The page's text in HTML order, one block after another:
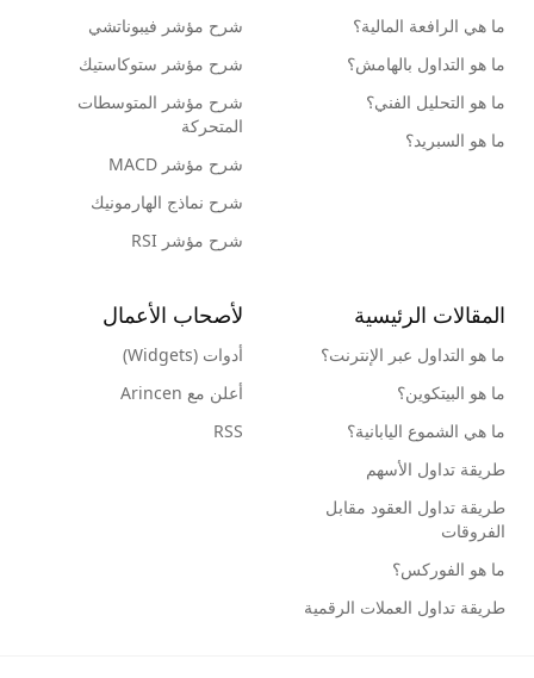
ما هي الرافعة المالية؟
ما هو التداول بالهامش؟
ما هو التحليل الفني؟
ما هو السبريد؟
شرح مؤشر فيبوناتشي
شرح مؤشر ستوكاستيك
شرح مؤشر المتوسطات
المتحركة
شرح مؤشر MACD
شرح نماذج الهارمونيك
شرح مؤشر RSI
المقالات الرئيسية
ما هو التداول عبر الإنترنت؟
ما هو البيتكوين؟
ما هي الشموع اليابانية؟
طريقة تداول الأسهم
طريقة تداول العقود مقابل
الفروقات
ما هو الفوركس؟
طريقة تداول العملات الرقمية
لأصحاب الأعمال
أدوات (Widgets)
أعلن مع Arincen
RSS